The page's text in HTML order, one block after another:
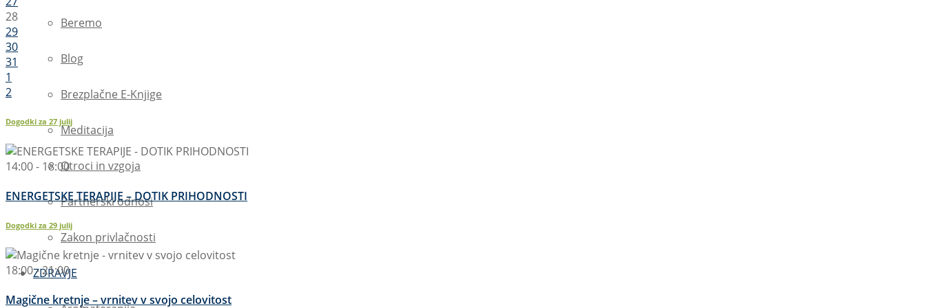
Beremo
Blog
Brezplačne E-Knjige
Meditacija
Otroci in vzgoja
Partnerski odnosi
Zakon privlačnosti
ZDRAVJE
28
29
30
31
1
2
Dogodki za 27 julij
14:00 - 18:00
ENERGETSKE TERAPIJE – DOTIK PRIHODNOSTI
Dogodki za 29 julij
18:00 - 21:00
Magične kretnje – vrnitev v svojo celovitost